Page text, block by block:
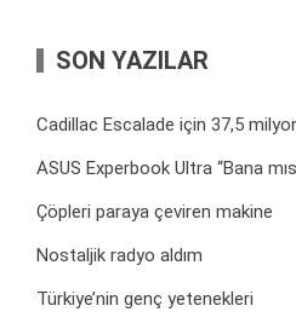
SON YAZILAR
Cadillac Escalade için 37,5
ASUS Experbook Ultra “Bana
Çöpleri paraya çeviren makine
Nostaljik radyo aldım
Türkiye’nin genç yetenekleri